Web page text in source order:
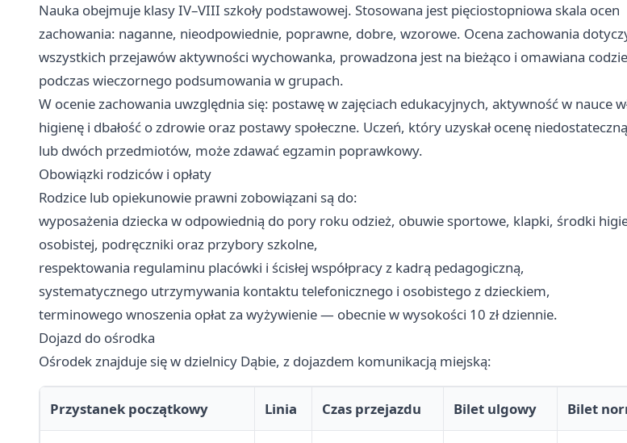
Nauka obejmuje klasy IV–VIII szkoły podstawowej. Stosowana jest pięciostopniowa skala ocen
zachowania: naganne, nieodpowiednie, poprawne, dobre, wzorowe. Ocena zachowania
wszystkich przejawów aktywności wychowanka, prowadzona jest na bieżąco i omawiana
podczas wieczornego podsumowania w grupach.
W ocenie zachowania uwzględnia się: postawę w zajęciach edukacyjnych, aktywność w nauce
higienę i dbałość o zdrowie oraz postawy społeczne. Uczeń, który uzyskał ocenę
lub dwóch przedmiotów, może zdawać egzamin poprawkowy.
Obowiązki rodziców i opłaty
Rodzice lub opiekunowie prawni zobowiązani są do:
wyposażenia dziecka w odpowiednią do pory roku odzież, obuwie sportowe, klapki, środki
osobistej, podręczniki oraz przybory szkolne,
respektowania regulaminu placówki i ścisłej współpracy z kadrą pedagogiczną,
systematycznego utrzymywania kontaktu telefonicznego i osobistego z dzieckiem,
terminowego wnoszenia opłat za wyżywienie — obecnie w wysokości 10 zł dziennie.
Dojazd do ośrodka
Ośrodek znajduje się w dzielnicy Dąbie, z dojazdem komunikacją miejską:
Przystanek początkowy Linia Czas przejazdu Bilet ulgowy Bilet